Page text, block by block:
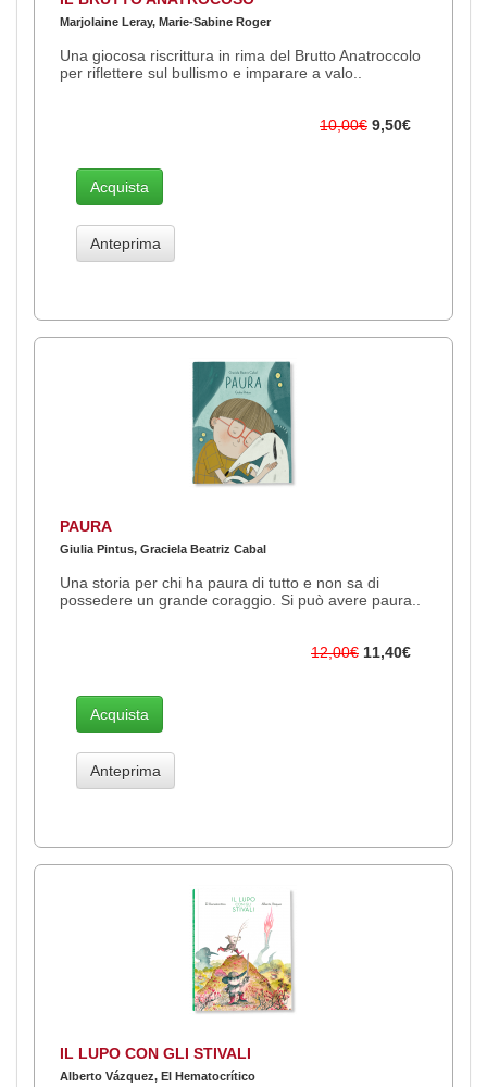
Marjolaine Leray, Marie-Sabine Roger
Una giocosa riscrittura in rima del Brutto Anatroccolo
per riflettere sul bullismo e imparare a valo..
10,00€ 9,50€
Acquista
Anteprima
PAURA
Giulia Pintus, Graciela Beatriz Cabal
Una storia per chi ha paura di tutto e non sa di
possedere un grande coraggio. Si può avere paura..
12,00€ 11,40€
Acquista
Anteprima
IL LUPO CON GLI STIVALI
Alberto Vázquez, El Hematocrítico